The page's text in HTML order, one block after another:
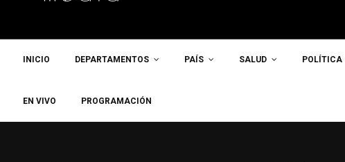
INICIO DEPARTAMENTOS PAÍS SALUD POLÍTICA
EN VIVO PROGRAMACIÓN